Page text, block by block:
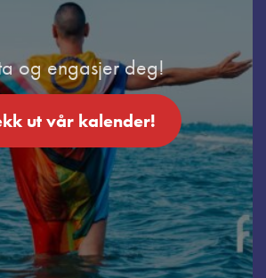
og engasjer deg!
ut vår kalender!